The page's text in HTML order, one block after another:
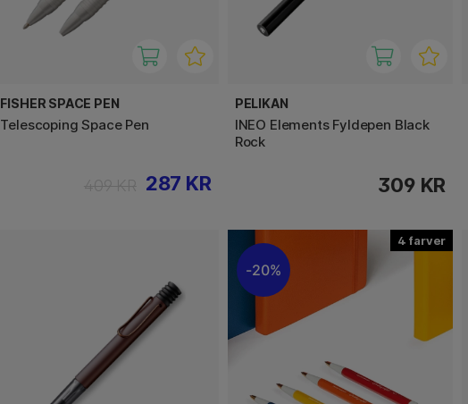
FISHER SPACE PEN
Telescoping Space Pen
287 KR
PELIKAN
INEO Elements Fyldepen Black
Rock
309 KR
4
20%